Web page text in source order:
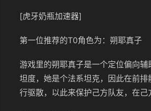
[虎牙奶瓶加速器]
第一位推荐的T0角色为：朔耶真子
游戏里的朔耶真子是一个定位偏向
坦度，她是个法系坦克，因此在前
行驱散，以此来保护己方队友，在己